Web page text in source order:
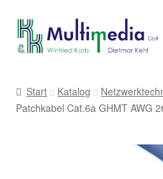
Zur
Navigation
Zum
Inhalt
Start Katalog
Patchkabel Cat.6a GHMT AWG